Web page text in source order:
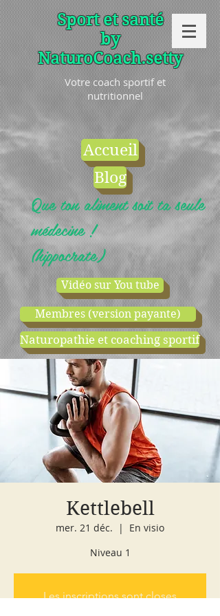
Sport et santé
by
NaturoCoach.setty
Votre coach sportif et
nutritionnel
Accueil
Blog
Que ton aliment soit ta seule
médecine !
(hippocrate)
Vidéo sur You tube
Membres (version payante)
Naturopathie et coaching sportif
cours d'essai boutique
Kettlebell
mer. 21 déc.
  |
En visio
Niveau 1
Les inscriptions sont closes